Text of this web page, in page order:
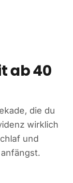
ab 40
die du
wirklich
und